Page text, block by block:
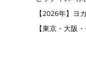
【2026年】ヨ
【東京・大阪